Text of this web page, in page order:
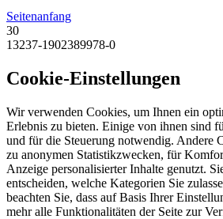
Seitenanfang
30
13237-1902389978-0
Cookie-Einstellungen
Wir verwenden Cookies, um Ihnen ein
Erlebnis zu bieten. Einige von ihnen sind
und für die Steuerung notwendig. Andere
zu anonymen Statistikzwecken, für
Anzeige personalisierter Inhalte genutzt.
entscheiden, welche Kategorien Sie
beachten Sie, dass auf Basis Ihrer
mehr alle Funktionalitäten der Seite zur